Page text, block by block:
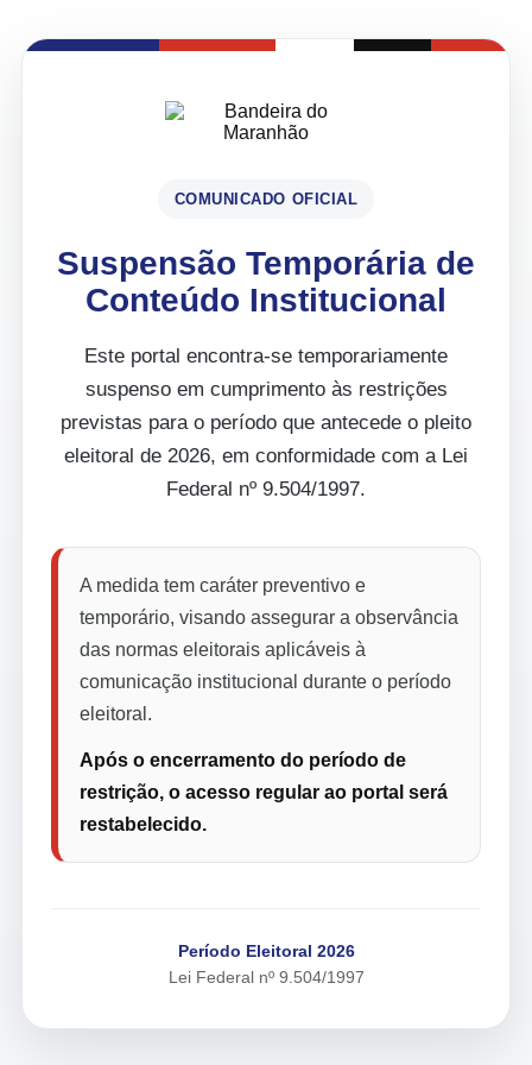
COMUNICADO OFICIAL
Suspensão Temporária de
Conteúdo Institucional
Este portal encontra-se temporariamente
suspenso em cumprimento às restrições
previstas para o período que antecede o pleito
eleitoral de 2026, em conformidade com a Lei
Federal nº 9.504/1997.
A medida tem caráter preventivo e
temporário, visando assegurar a observância
das normas eleitorais aplicáveis à
comunicação institucional durante o período
eleitoral.
Após o encerramento do período de
restrição, o acesso regular ao portal será
restabelecido.
Período Eleitoral 2026
Lei Federal nº 9.504/1997